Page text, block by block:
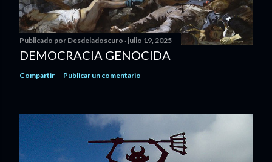
Publicado por Desdeladoscuro julio 19, 2025
DEMOCRACIA GENOCIDA
Compartir Publicar un comentario